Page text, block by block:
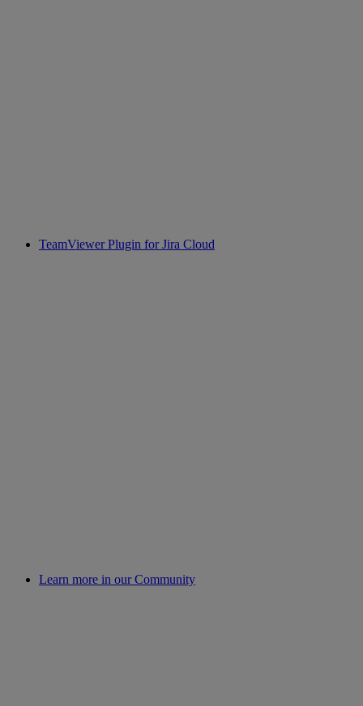
TeamViewer Plugin for Jira Cloud
Learn more in our Community